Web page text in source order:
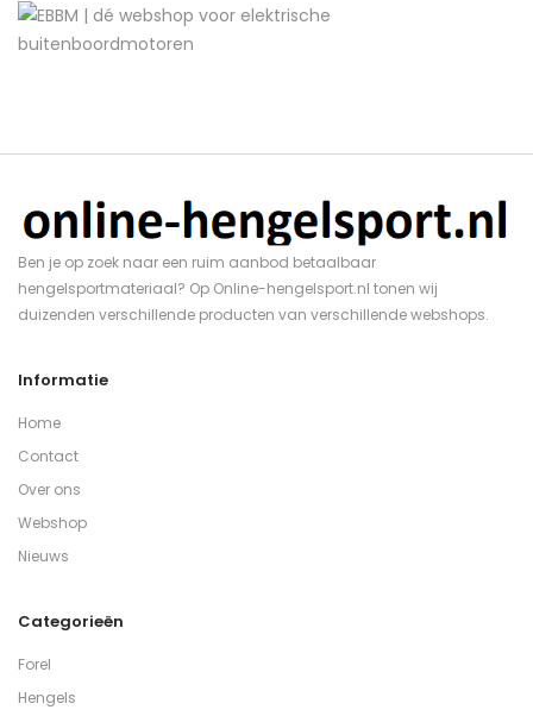
Ben je op zoek naar een ruim aanbod betaalbaar
hengelsportmateriaal? Op Online-hengelsport.nl tonen wij
duizenden verschillende producten van verschillende webshops.
Informatie
Home
Contact
Over ons
Webshop
Nieuws
Categorieën
Forel
Hengels